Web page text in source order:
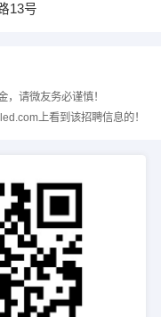
13号
请微友务必谨慎！
上看到该招聘信息的！